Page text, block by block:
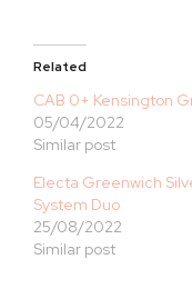
Related
CAB 0+ Kensington
05/04/2022
Similar post
Electa Greenwich
System Duo
25/08/2022
Similar post